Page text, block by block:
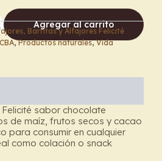
Agregar al carrito
, Barritas y Alfajores Felicité
,Productos naturales,Vida
sabor chocolate
de maíz, frutos secos y cacao
para consumir en cualquier
como colación o snack